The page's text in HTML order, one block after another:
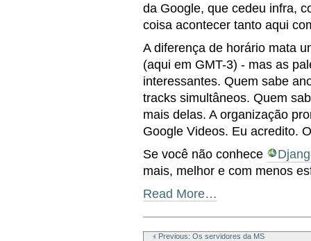
da Google, que cedeu infra,
coisa acontecer tanto aqui
A diferença de horário mata
(aqui em GMT-3) - mas as
interessantes. Quem sabe
tracks simultâneos. Quem
mais delas. A organização
Google Videos. Eu acredito.
Se você não conhece
mais, melhor e com menos
Read More…
ActionsPrevious: Os servidores da MS